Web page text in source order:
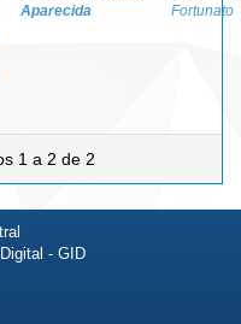
Aparecida
Fortunato
1 a 2 de 2
- GID